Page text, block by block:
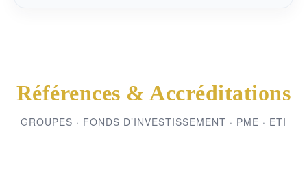
Références & Accréditations
GROUPES · FONDS D’INVESTISSEMENT · PME · ETI